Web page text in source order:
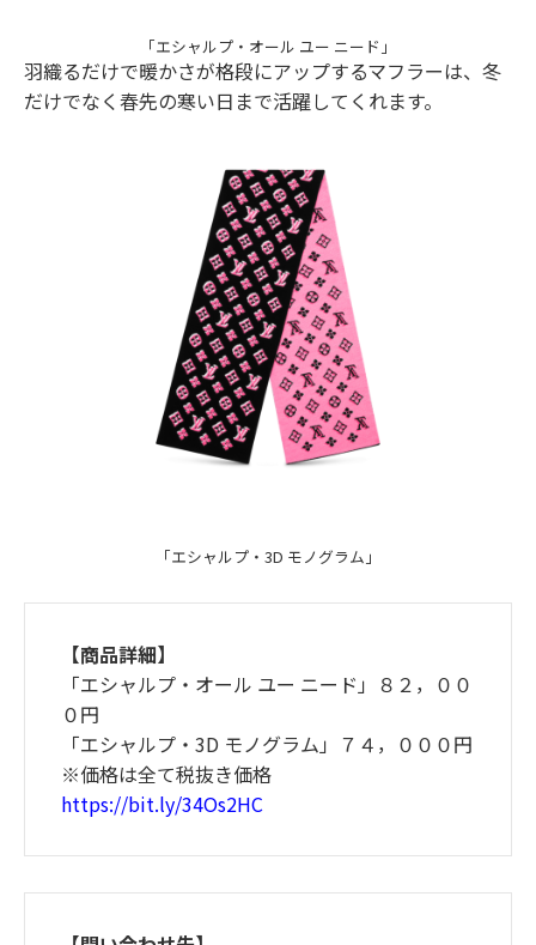
「エシャルプ・オール ユー ニード」
羽織るだけで暖かさが格段にアップするマフラーは、冬
だけでなく春先の寒い日まで活躍してくれます。
「エシャルプ・3D モノグラム」
【商品詳細】
「エシャルプ・オール ユー ニード」８２，００
０円
「エシャルプ・3D モノグラム」７４，０００円
※価格は全て税抜き価格
https://bit.ly/34Os2HC